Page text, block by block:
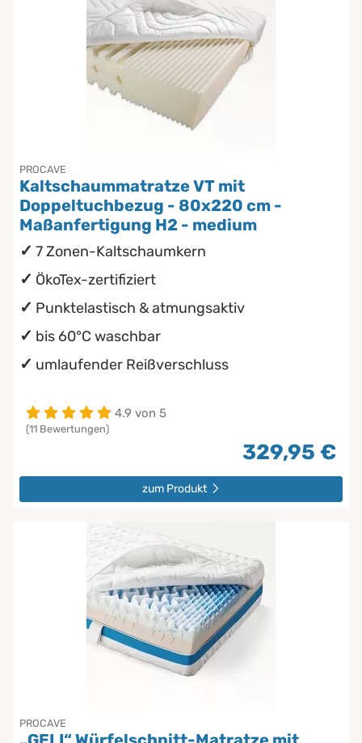
PROCAVE
Kaltschaummatratze VT mit
Doppeltuchbezug - 80x220 cm -
Maßanfertigung H2 - medium
7 Zonen-Kaltschaumkern
ÖkoTex-zertifiziert
Punktelastisch & atmungsaktiv
bis 60°C waschbar
umlaufender Reißverschluss
4.9 von 5
(11 Bewertungen)
329,95 €
zum Produkt
PROCAVE